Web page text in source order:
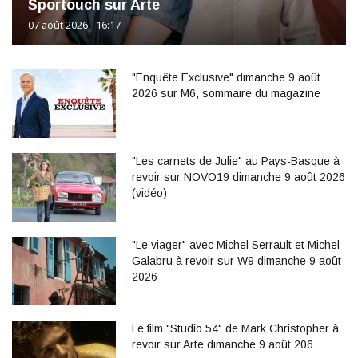
Sportouch sur Arte
07 août 2026 - 16:17
"Enquête Exclusive" dimanche 9 août
2026 sur M6, sommaire du magazine
"Les carnets de Julie" au Pays-Basque à
revoir sur NOVO19 dimanche 9 août 2026
(vidéo)
"Le viager" avec Michel Serrault et Michel
Galabru à revoir sur W9 dimanche 9 août
2026
Le film "Studio 54" de Mark Christopher à
revoir sur Arte dimanche 9 août 206